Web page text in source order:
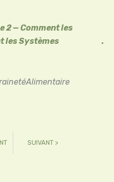
2 — Comment les
les Systèmes
.
SUIVANT >